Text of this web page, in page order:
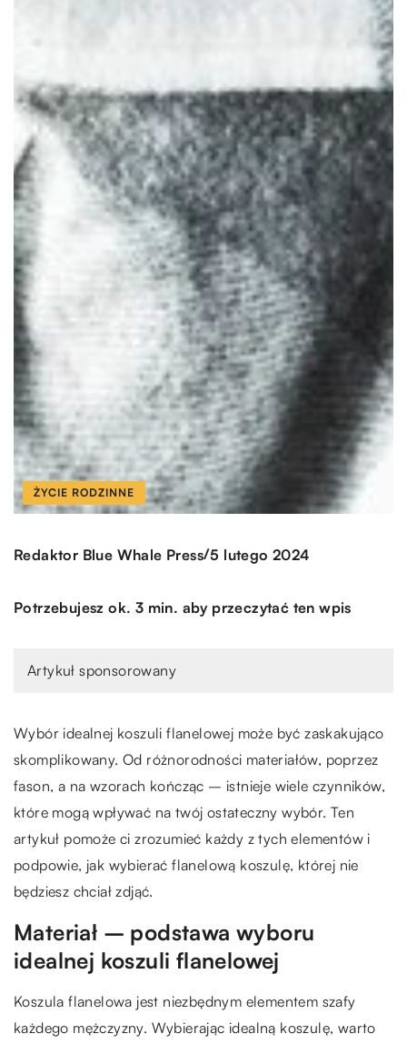
ŻYCIE RODZINNE
Redaktor Blue Whale Press/5 lutego 2024
Potrzebujesz ok. 3 min. aby przeczytać ten wpis
Artykuł sponsorowany
Wybór idealnej koszuli flanelowej może być zaskakująco
skomplikowany. Od różnorodności materiałów, poprzez
fason, a na wzorach kończąc – istnieje wiele czynników,
które mogą wpływać na twój ostateczny wybór. Ten
artykuł pomoże ci zrozumieć każdy z tych elementów i
podpowie, jak wybierać flanelową koszulę, której nie
będziesz chciał zdjąć.
Materiał – podstawa wyboru
idealnej koszuli flanelowej
Koszula flanelowa jest niezbędnym elementem szafy
każdego mężczyzny. Wybierając idealną koszulę, warto